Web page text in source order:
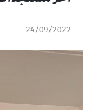
24/09/2022